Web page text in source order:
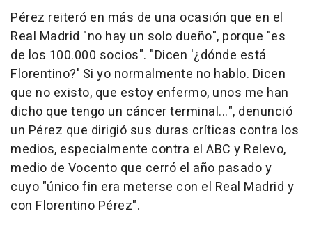
Pérez reiteró en más de una ocasión que en el
Real Madrid "no hay un solo dueño", porque "es
de los 100.000 socios". "Dicen '¿dónde está
Florentino?' Si yo normalmente no hablo. Dicen
que no existo, que estoy enfermo, unos me han
dicho que tengo un cáncer terminal...", denunció
un Pérez que dirigió sus duras críticas contra los
medios, especialmente contra el ABC y Relevo,
medio de Vocento que cerró el año pasado y
cuyo "único fin era meterse con el Real Madrid y
con Florentino Pérez".